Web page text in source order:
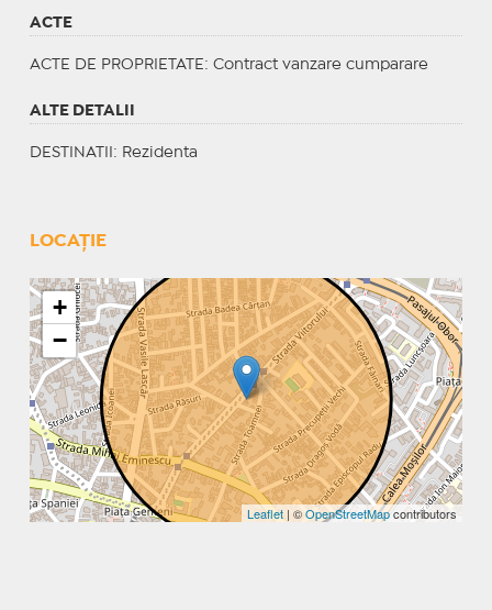
ACTE
ACTE DE PROPRIETATE : Contract vanzare cumparare
ALTE DETALII
DESTINATII : Rezidenta
LOCAȚIE
+
−
Leaflet | ©OpenStreetMapcontributors